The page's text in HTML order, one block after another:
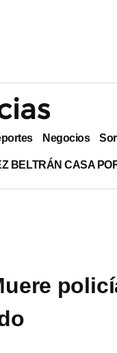
Negocios
BELTRÁN CASA